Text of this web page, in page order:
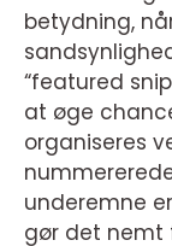
betydning,
“featured
at øge
organiseres
underemne
gør det nemt